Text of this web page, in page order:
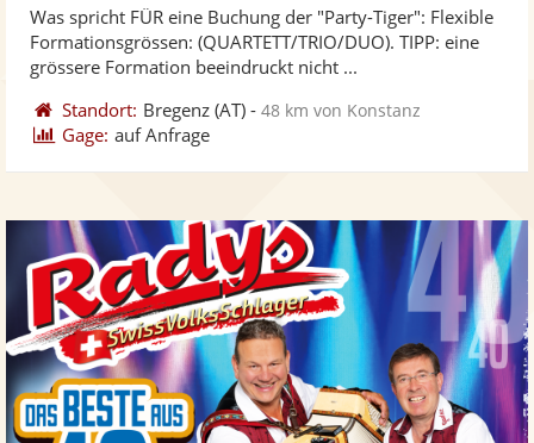
Fotos
5
Was spricht FÜR eine Buchung der "Party-Tiger": Flexible
Formationsgrössen: (QUARTETT/TRIO/DUO). TIPP: eine
grössere Formation beeindruckt nicht ...
Standort: Bregenz (AT) -48 km von Konstanz
Gage: auf Anfrage